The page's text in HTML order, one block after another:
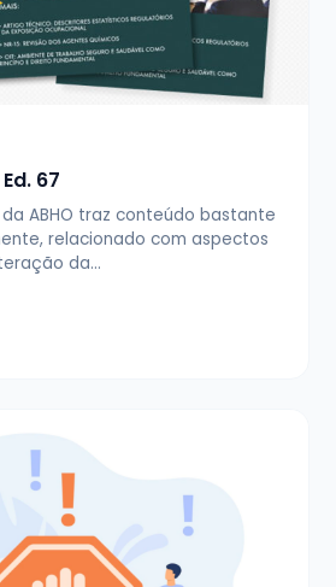
67
da ABHO traz conteúdo bastante
relacionado com aspectos
da…